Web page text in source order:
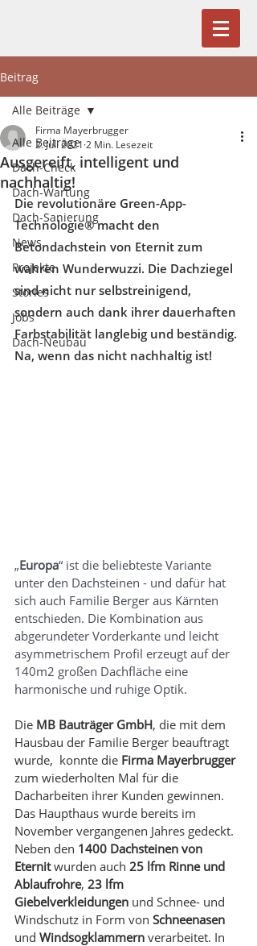
Beitrag
Alle Beiträge
Dach-Check
Dach-Wartung
Dach-Sanierung
News
Projekte
Stories
Jobs
Dach-Neubau
Alle Beiträge
Ausgereift, intelligent und
nachhaltig!
Firma Mayerbrugger
2. Juli 2021 2 Min. Lesezeit
Die revolutionäre Green-App-
Technologie® macht den
Betondachstein von Eternit zum
wahren Wunderwuzzi. Die Dachziegel
sind nicht nur selbstreinigend,
sondern auch dank ihrer dauerhaften
Farbstabilität langlebig und beständig.
Na, wenn das nicht nachhaltig ist!
„Europa“ ist die beliebteste Variante
unter den Dachsteinen - und dafür hat
sich auch Familie Berger aus Kärnten
entschieden. Die Kombination aus
abgerundeter Vorderkante und leicht
asymmetrischem Profil erzeugt auf der
140m2 großen Dachfläche eine
harmonische und ruhige Optik.
Die MB Bauträger GmbH, die mit dem
Hausbau der Familie Berger beauftragt
wurde,  konnte die Firma Mayerbrugger
zum wiederholten Mal für die
Dacharbeiten ihrer Kunden gewinnen.
Das Haupthaus wurde bereits im
November vergangenen Jahres gedeckt.
Neben den 1400 Dachsteinen von
Eternit wurden auch 25 lfm Rinne und
Ablaufrohre, 23 lfm
Giebelverkleidungen und Schnee- und
Windschutz in Form von Schneenasen
und Windsogklammern verarbeitet. In